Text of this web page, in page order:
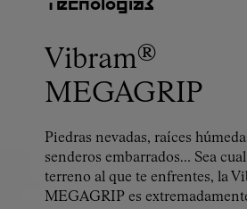
Tecnologías
Vibram®
MEGAGRIP
Piedras nevadas, raíces
senderos embarrados… Sea cual
terreno al que te enfrentes, la
MEGAGRIP es